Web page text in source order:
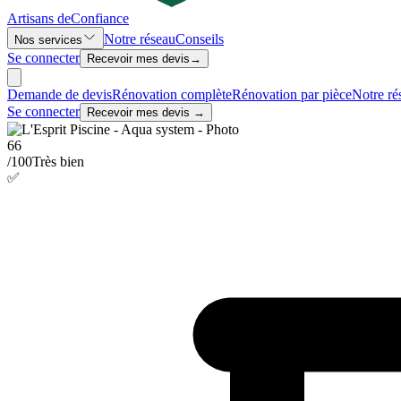
Artisans deConfiance
Nos services Notre réseauConseils
Se connecter
Recevoir mes devis →
Demande de devisRénovation complèteRénovation par pièceNotre
Se connecter
Recevoir mes devis →
66
/100Très bien
✅